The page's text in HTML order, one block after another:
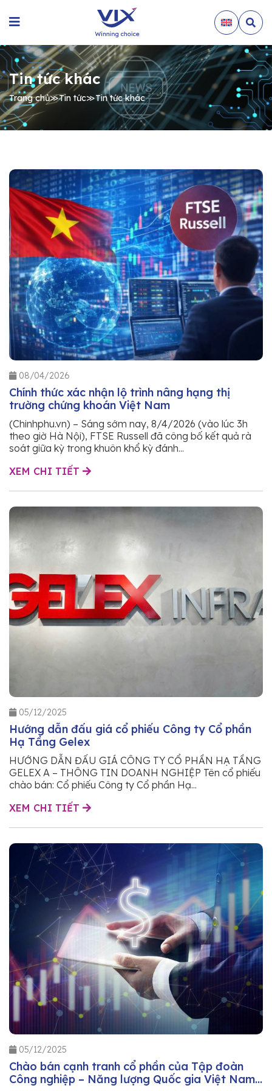
Tin tức khác
Trang chủ≫Tin tức≫Tin tức khác
08/04/2026
Chính thức xác nhận lộ trình nâng hạng thị
trường chứng khoán Việt Nam
(Chinhphu.vn) – Sáng sớm nay, 8/4/2026 (vào lúc 3h
theo giờ Hà Nội), FTSE Russell đã công bố kết quả rà
soát giữa kỳ trong khuôn khổ kỳ đánh...
XEM CHI TIẾT
05/12/2025
Hướng dẫn đấu giá cổ phiếu Công ty Cổ phần
Hạ Tầng Gelex
HƯỚNG DẪN ĐẤU GIÁ CÔNG TY CỔ PHẦN HẠ TẦNG
GELEX A – THÔNG TIN DOANH NGHIỆP Tên cổ phiếu
chào bán: Cổ phiếu Công ty Cổ phần Hạ...
XEM CHI TIẾT
05/12/2025
Chào bán cạnh tranh cổ phần của Tập đoàn
Công nghiệp – Năng lượng Quốc gia Việt Nam